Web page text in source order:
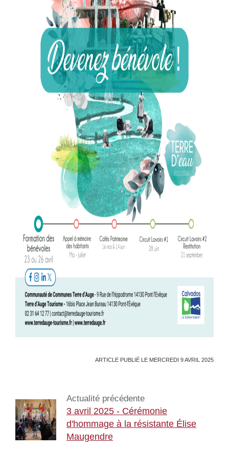
ARTICLE PUBLIÉ LE MERCREDI 9 AVRIL 2025
Actualité précédente
3 avril 2025 - Cérémonie
d'hommage à la résistante Élise
Maugendre